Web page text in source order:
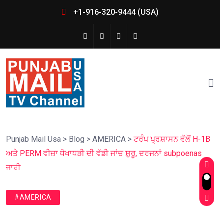
+1-916-320-9444 (USA)
Punjab Mail Usa > Blog > AMERICA > ਟਰੰਪ ਪ੍ਰਸ਼ਾਸਨ ਵੱਲੋਂ H-1B
ਅਤੇ PERM ਵੀਜ਼ਾ ਧੋਖਾਧੜੀ ਦੀ ਵੱਡੀ ਜਾਂਚ ਸ਼ੁਰੂ, ਦਰਜਨਾਂ subpoenas
ਜਾਰੀ
#AMERICA